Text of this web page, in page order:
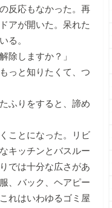
反応もなかった。再
アが開いた。呆れた
る。
除しますか？」
っと知りたくて、つ
ふりをすると、諦め
ことになった。リビ
キッチンとバスルー
では十分な広さがあ
、バック、ヘアピー
れはいわゆるゴミ屋